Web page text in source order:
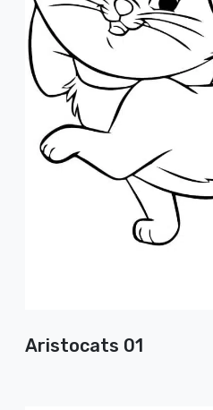
Aristocats 01